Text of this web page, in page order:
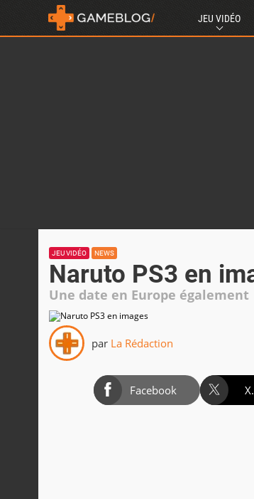
JEU VIDÉO
JEU VIDÉO NEWS
Naruto PS3 en
Une date en Europe également
par La Rédaction
Facebook